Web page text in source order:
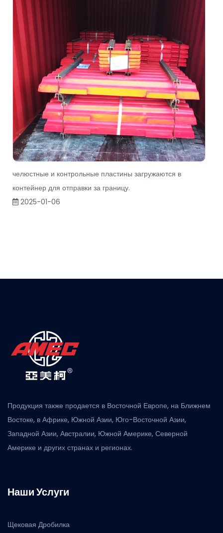
челюстные и контрольные пластины загружаются в
контейнер для отправки за границу.
2025-01-06
Продукция также продается в Восточной Европе, на Ближнем
Востоке, в Африке, Южной Азии, Юго-Восточной Азии,
Западной Азии, Австралии, Южной Америке, Северной
Америке и других странах и регионах.
Наши Услуги
Щековая Дробилка